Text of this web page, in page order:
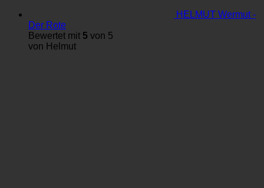
HELMUT Wermut -
Der Rote
Bewertet mit 5 von 5
von Helmut